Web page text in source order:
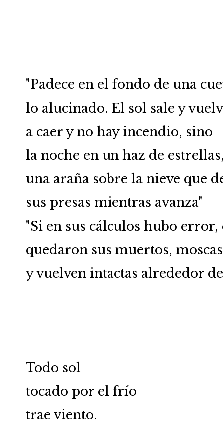
"Padece en el fondo de una
lo alucinado. El sol sale y
a caer y no hay incendio, sino
la noche en un haz de
una araña sobre la nieve que
sus presas mientras avanza"
"Si en sus cálculos hubo
quedaron sus muertos,
y vuelven intactas alrededor
Todo sol
tocado por el frío
trae viento.